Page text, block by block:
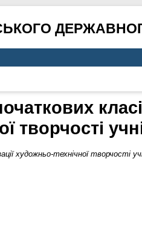
творчості
художньо-технічної творчості